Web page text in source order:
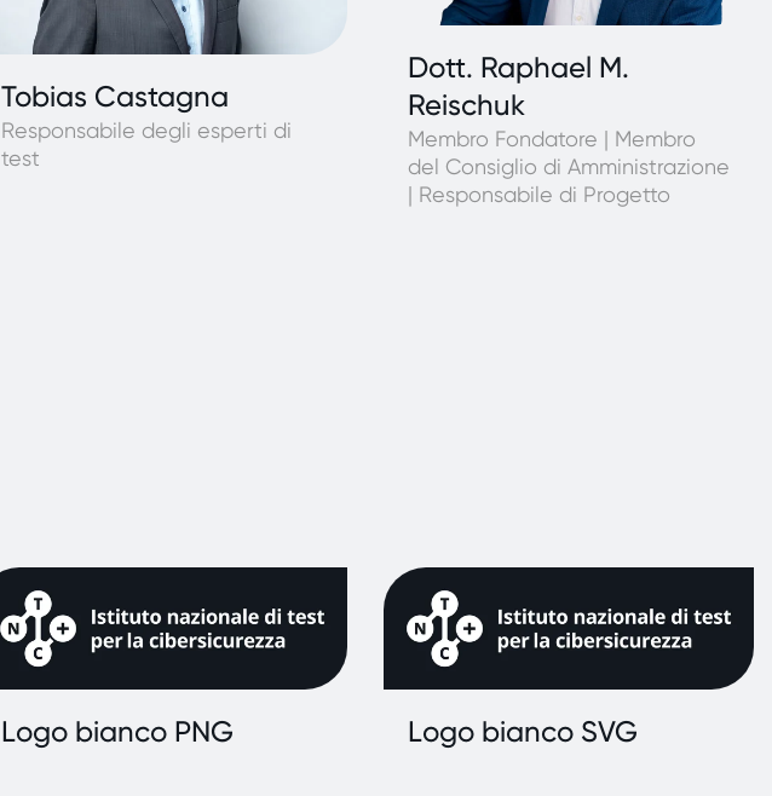
Tobias Castagna
Responsabile degli esperti di
test
Dott. Raphael M.
Reischuk
Membro Fondatore | Membro
del Consiglio di Amministrazione
| Responsabile di Progetto
Logo bianco PNG Logo bianco SVG